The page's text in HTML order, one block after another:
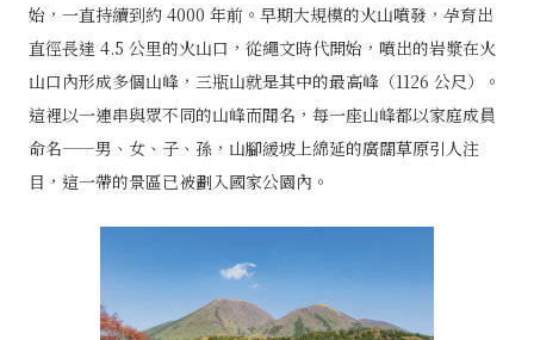
始，一直持續到約 4000 年前。早期大規模的火山噴發，孕育出
直徑長達 4.5 公里的火山口，從繩文時代開始，噴出的岩漿在火
山口內形成多個山峰，三瓶山就是其中的最高峰（1126 公尺）。
這裡以一連串與眾不同的山峰而聞名，每一座山峰都以家庭成員
命名——男、女、子、孫，山腳緩坡上綿延的廣闊草原引人注
目，這一帶的景區已被劃入國家公園內。